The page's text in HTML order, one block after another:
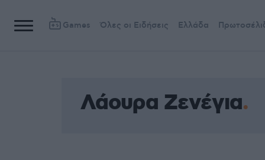
Games Όλες οι Ειδήσεις Ελλάδα
Λάουρα Ζενέγια